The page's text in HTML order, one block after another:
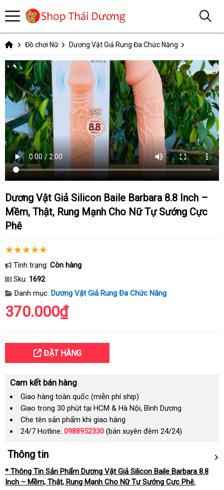
Đồ chơi Nữ Dương Vật Giả Rung Đa Chức Năng
Dương Vật Giả Silicon Baile Barbara 8.8 Inch –
Mềm, Thật, Rung Mạnh Cho Nữ Tự Sướng Cực
Phê
Tình trạng: Còn hàng
Sku: 1692
Danh mục: Dương Vật Giả Rung Đa Chức Năng
370.000₫
ĐẶT HÀNG
Cam kết bán hàng
Giao hàng toàn quốc (miễn phí ship)
Giao trong 30 phút tại HCM & Hà Nội, Bình Dương
Che tên sản phẩm khi giao hàng
24/7 Hotline: 0988952330 (bán xuyên đêm 24/24)
Thông tin
* Thông Tin Sản Phẩm Dương Vật Giả Silicon Baile Barbara 8.8
Inch – Mềm, Thật, Rung Mạnh Cho Nữ Tự Sướng Cực Phê.